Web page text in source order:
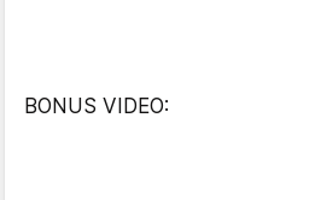
BONUS VIDEO: